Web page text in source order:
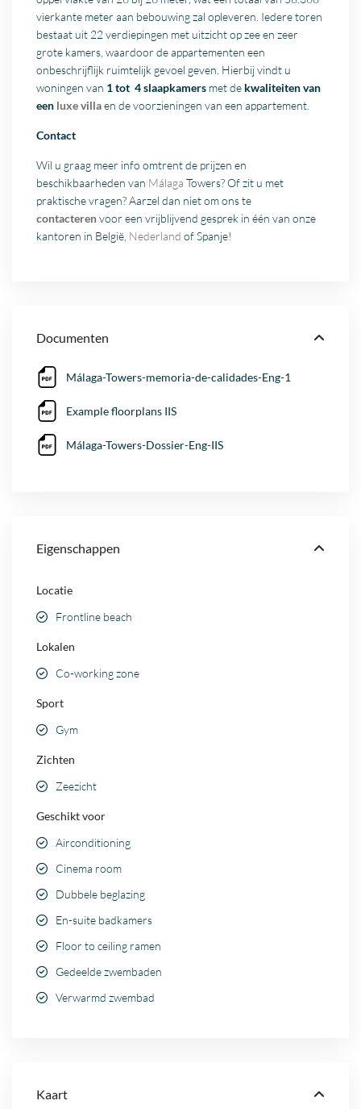
vierkante meter aan bebouwing zal opleveren. Iedere toren
bestaat uit 22 verdiepingen met uitzicht op zee en zeer
grote kamers, waardoor de appartementen een
onbeschrijflijk ruimtelijk gevoel geven. Hierbij vindt u
woningen van 1 tot 4 slaapkamers met de kwaliteiten van
een luxe villaen de voorzieningen van een appartement.
Contact
Wil u graag meer info omtrent de prijzen en
beschikbaarheden van Málaga Towers? Of zit u met
praktische vragen? Aarzel dan niet om ons te
contacterenvoor een vrijblijvend gesprek in één van onze
kantoren in België, Nederland of Spanje!
Documenten
Málaga-Towers-memoria-de-calidades-Eng-1
Example floorplans IIS
Málaga-Towers-Dossier-Eng-IIS
Eigenschappen
Locatie
Frontline beach
Lokalen
Co-working zone
Sport
Gym
Zichten
Zeezicht
Geschikt voor
Airconditioning
Cinema room
Dubbele beglazing
En-suite badkamers
Floor to ceiling ramen
Gedeelde zwembaden
Verwarmd zwembad
Kaart